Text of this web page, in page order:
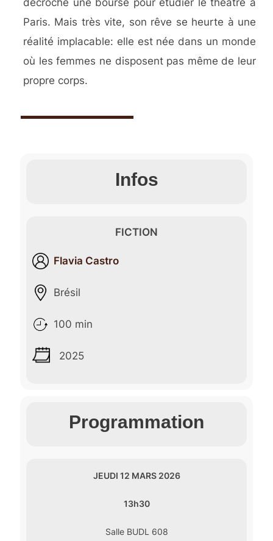
Paris. Mais très vite, son rêve se heurte à une
réalité implacable: elle est née dans un monde
où les femmes ne disposent pas même de leur
propre corps.
Infos
FICTION
Flavia Castro
Brésil
100 min
2025
Programmation
JEUDI 12 MARS 2026
13h30
Salle BUDL 608